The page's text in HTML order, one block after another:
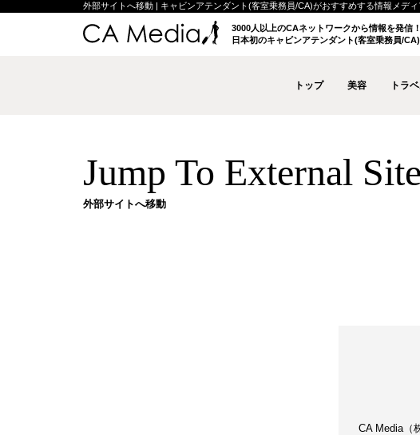
外部サイトへ移動 | キャビンアテンダント(客室乗務員/CA)がおすすめする情報メディ
3000人以上のCAネットワークから情報を発信！
日本初のキャビンアテンダント(客室乗務員/
トップ 美容 トラ
Jump To External Site
外部サイトへ移動
CA Media（